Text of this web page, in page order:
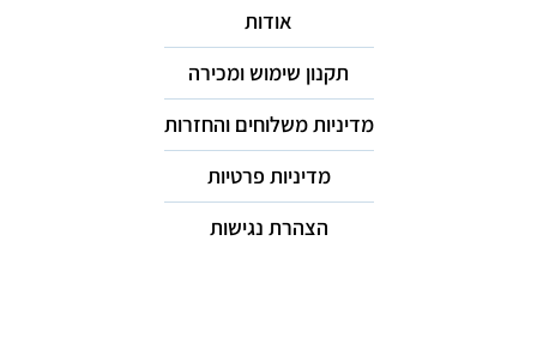
אודות
תקנון שימוש ומכירה
מדיניות משלוחים והחזרות
מדיניות פרטיות
הצהרת נגישות